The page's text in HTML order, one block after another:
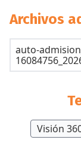
Archivos
auto-
Visión